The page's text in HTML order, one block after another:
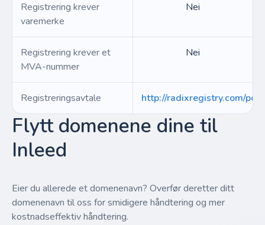
Registrering krever
varemerke
Nei
Registrering krever et
MVA-nummer
Nei
Registreringsavtale http://radixregistry.com/
Flytt domenene dine til
Inleed
Eier du allerede et domenenavn? Overfør deretter ditt
domenenavn til oss for smidigere håndtering og mer
kostnadseffektiv håndtering.